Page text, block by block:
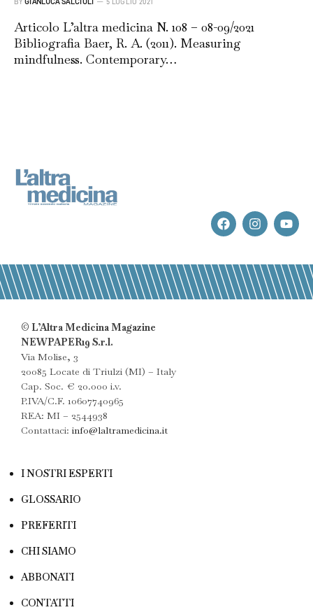
BY GIANLUCA SALCIOLI 5 LUGLIO 2021
Articolo L’altra medicina N. 108 – 08-09/2021
Bibliografia Baer, R. A. (2011). Measuring
mindfulness. Contemporary…
© L’Altra Medicina Magazine
NEWPAPER19 S.r.l.
Via Molise, 3
20085 Locate di Triulzi (MI) – Italy
Cap. Soc. € 20.000 i.v.
P.IVA/C.F. 10607740965
REA: MI – 2544938
Contattaci: info@laltramedicina.it
I NOSTRI ESPERTI
GLOSSARIO
PREFERITI
CHI SIAMO
ABBONATI
CONTATTI